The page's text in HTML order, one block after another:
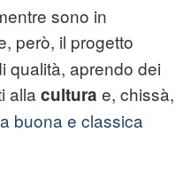
sono in
però, il progetto
qualità, aprendo dei
alla cultura e, chissà,
buona e classica